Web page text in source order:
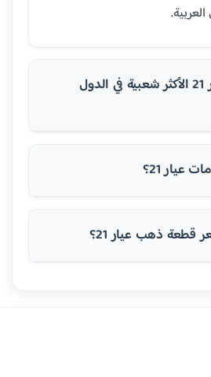
لماذا يعتبر عيار 21 الأكثر شعبية في الدول
عيار 21؟
ذهب عيار 21؟